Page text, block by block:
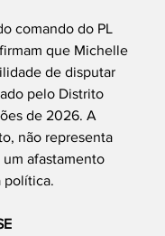
comando do PL
que Michelle
de disputar
pelo Distrito
de 2026. A
não representa
afastamento
política.